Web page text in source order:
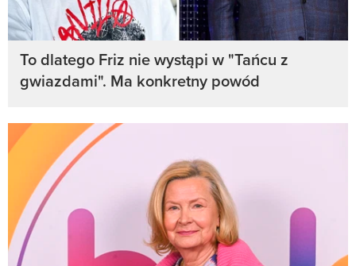
To dlatego Friz nie wystąpi w "Tańcu z
gwiazdami". Ma konkretny powód